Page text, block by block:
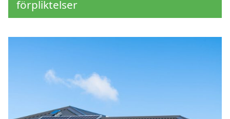
förpliktelser